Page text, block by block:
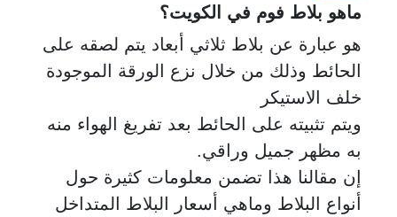
ماهو بلاط فوم في الكويت؟
هو عبارة عن بلاط ثلاثي أبعاد يتم لصقه على
الحائط وذلك من خلال نزع الورقة الموجودة
خلف الاستيكر
ويتم تثبيته على الحائط بعد تفريغ الهواء منه
به مظهر جميل وراقي.
إن مقالنا هذا تضمن معلومات كثيرة حول
أنواع البلاط وماهي أسعار البلاط المتداخل